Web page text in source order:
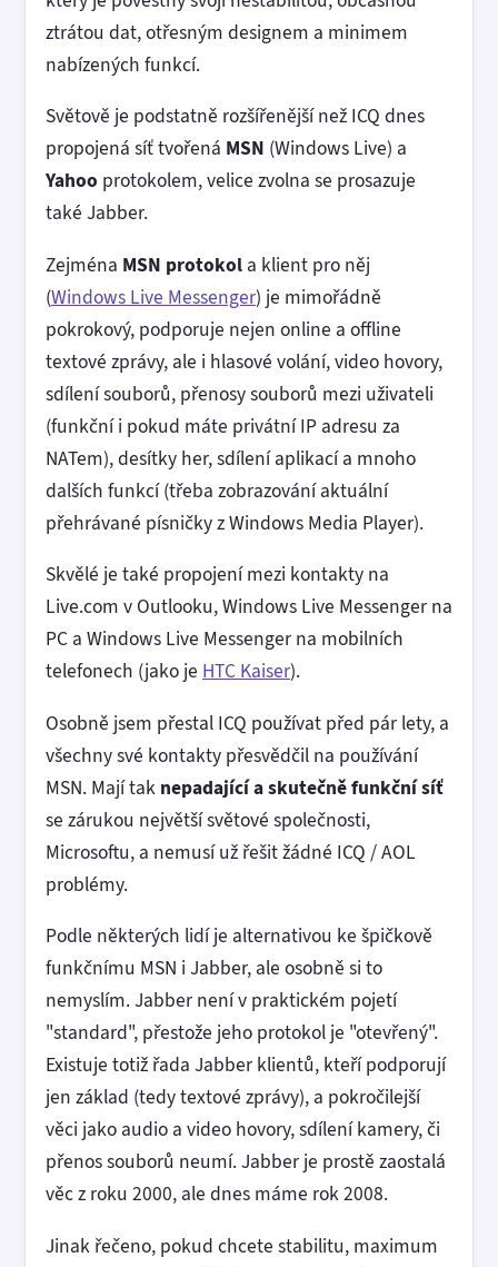
ztrátou dat, otřesným designem a minimem
nabízených funkcí.
Světově je podstatně rozšířenější než ICQ dnes
propojená síť tvořená MSN (Windows Live) a
Yahoo protokolem, velice zvolna se prosazuje
také Jabber.
Zejména MSN protokol a klient pro něj
(Windows Live Messenger) je mimořádně
pokrokový, podporuje nejen online a offline
textové zprávy, ale i hlasové volání, video hovory,
sdílení souborů, přenosy souborů mezi uživateli
(funkční i pokud máte privátní IP adresu za
NATem), desítky her, sdílení aplikací a mnoho
dalších funkcí (třeba zobrazování aktuální
přehrávané písničky z Windows Media Player).
Skvělé je také propojení mezi kontakty na
Live.com v Outlooku, Windows Live Messenger na
PC a Windows Live Messenger na mobilních
telefonech (jako je HTC Kaiser).
Osobně jsem přestal ICQ používat před pár lety, a
všechny své kontakty přesvědčil na používání
MSN. Mají tak nepadající a skutečně funkční síť
se zárukou největší světové společnosti,
Microsoftu, a nemusí už řešit žádné ICQ / AOL
problémy.
Podle některých lidí je alternativou ke špičkově
funkčnímu MSN i Jabber, ale osobně si to
nemyslím. Jabber není v praktickém pojetí
"standard", přestože jeho protokol je "otevřený".
Existuje totiž řada Jabber klientů, kteří podporují
jen základ (tedy textové zprávy), a pokročilejší
věci jako audio a video hovory, sdílení kamery, či
přenos souborů neumí. Jabber je prostě zaostalá
věc z roku 2000, ale dnes máme rok 2008.
Jinak řečeno, pokud chcete stabilitu, maximum